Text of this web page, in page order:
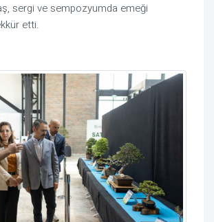
sergi ve sempozyumda emeği
etti.